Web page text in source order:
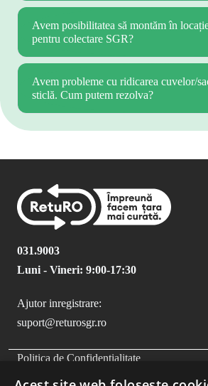
Avem posibilitatea să montăm în
pentru colectare SGR?
Avem probleme cu ridicarea cuvelor/
sticlă. Cum putem rezolva?
031.9003
Luni - Vineri: 9:00-17:30
Ajutor inregistrare:
suport@returosgr.ro
FOOTER MENU
Politica de Confidentialitate